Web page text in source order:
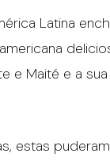
Latina
e Maité e a
estas